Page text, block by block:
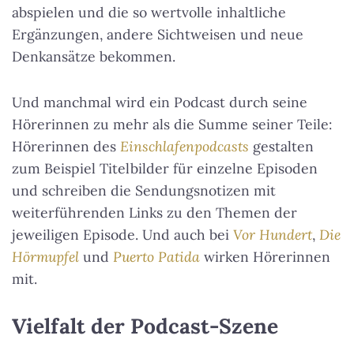
abspielen und die so wertvolle inhaltliche
Ergänzungen, andere Sichtweisen und neue
Denkansätze bekommen.
Und manchmal wird ein Podcast durch seine
Hörerinnen zu mehr als die Summe seiner Teile:
Hörerinnen des Einschlafenpodcasts gestalten
zum Beispiel Titelbilder für einzelne Episoden
und schreiben die Sendungsnotizen mit
weiterführenden Links zu den Themen der
jeweiligen Episode. Und auch bei Vor Hundert, Die
Hörmupfel und Puerto Patida wirken Hörerinnen
mit.
Vielfalt der Podcast-Szene